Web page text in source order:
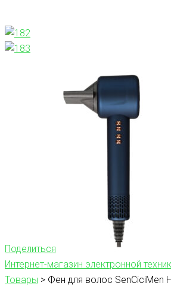
Поделиться
Интернет-магазин электронной
Товары > Фен для волос SenCiciMen